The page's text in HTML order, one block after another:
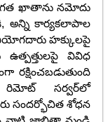
ఖాతాను నమోదు
అన్ని కార్యకలాపాల
హక్కులపై
వివిధ
సర్వర్‌లో
సందర్భోచిత శోధన